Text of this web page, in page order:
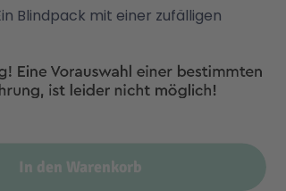
Blindpack mit einer zufälligen
In den Warenkorb